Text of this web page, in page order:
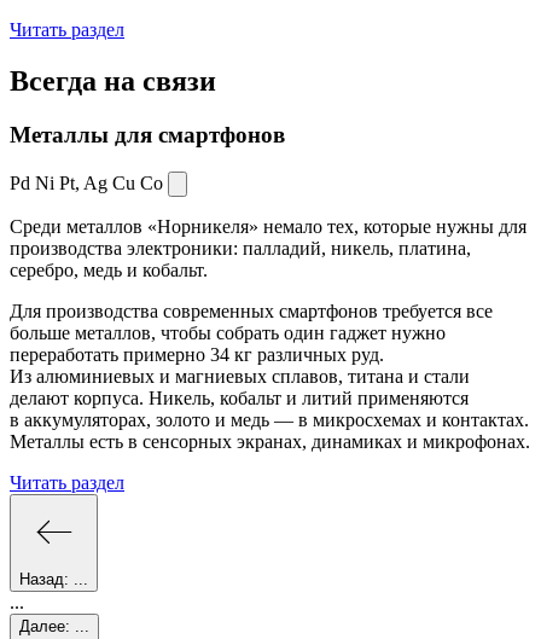
Читать раздел
Всегда на связи
Металлы для смартфонов
Pd Ni Pt, Ag Cu Co
Среди металлов «Норникеля» немало тех, которые нужны для
производства электроники: палладий, никель, платина,
серебро, медь и кобальт.
Для производства современных смартфонов требуется все
больше металлов, чтобы собрать один гаджет нужно
переработать примерно 34 кг различных руд.
Из алюминиевых и магниевых сплавов, титана и стали
делают корпуса. Никель, кобальт и литий применяются
в аккумуляторах, золото и медь — в микросхемах и контактах.
Металлы есть в сенсорных экранах, динамиках и микрофонах.
Читать раздел
Назад:
...
Далее: